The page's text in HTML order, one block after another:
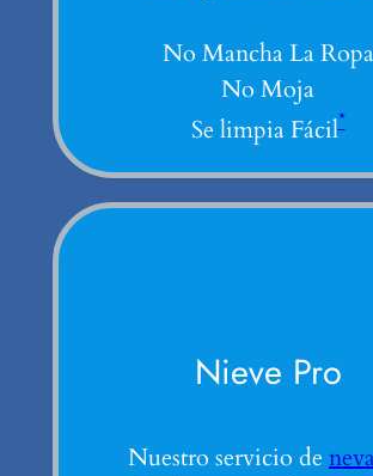
No Mancha La Ropa
No Moja
Se limpia Fácil*
Nieve Pro
Nuestro servicio de